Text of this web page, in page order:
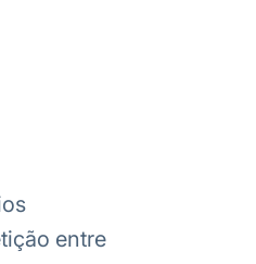
entre